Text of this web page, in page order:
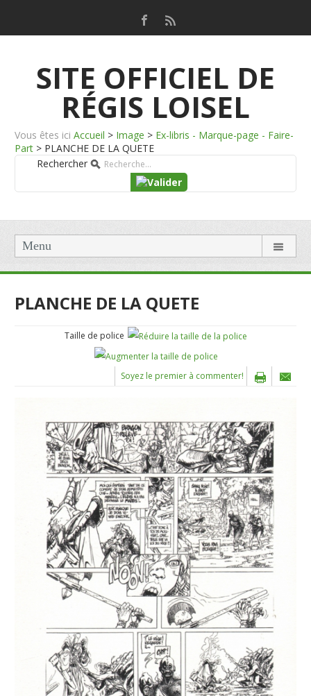
SITE OFFICIEL DE
RÉGIS LOISEL
Vous êtes ici Accueil > Image > Ex-libris - Marque-page - Faire-
Part > PLANCHE DE LA QUETE
Rechercher
Menu
PLANCHE DE LA QUETE
Taille de police
Soyez le premier à commenter!